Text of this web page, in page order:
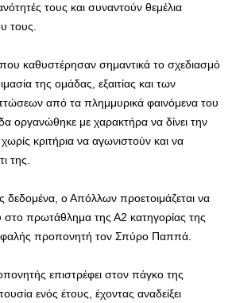
τους και συναντούν θεμέλια
τους.
καθυστέρησαν σημαντικά το σχεδιασμό
της ομάδας, εξαιτίας και των
από τα πλημμυρικά φαινόμενα του
οργανώθηκε με χαρακτήρα να δίνει την
κριτήρια να αγωνιστούν και να
της.
ο Απόλλων προετοιμάζεται να
στο πρωτάθλημα της Α2 κατηγορίας της
προπονητή τον Σπύρο Παππά.
επιστρέφει στον πάγκο της
ενός έτους, έχοντας αναδείξει